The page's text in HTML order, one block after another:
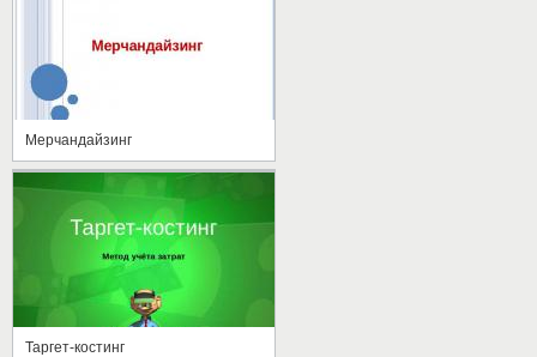
Мерчандайзинг
Таргет-костинг